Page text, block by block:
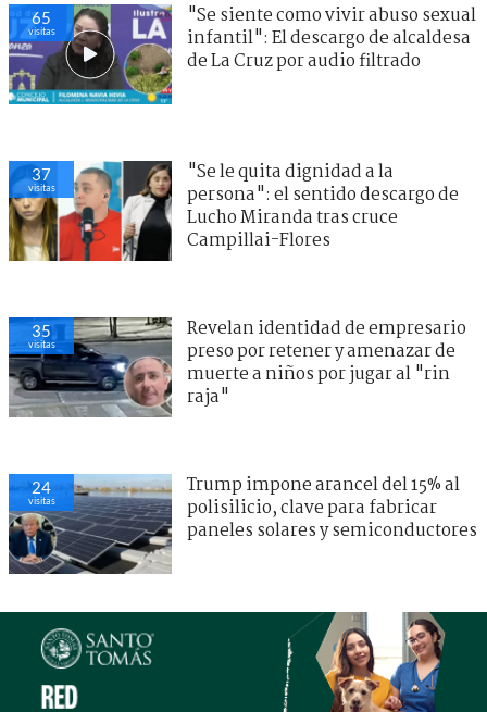
65
visitas
"Se siente como vivir abuso sexual
infantil": El descargo de alcaldesa
de La Cruz por audio filtrado
37
visitas
"Se le quita dignidad a la
persona": el sentido descargo de
Lucho Miranda tras cruce
Campillai-Flores
35
visitas
Revelan identidad de empresario
preso por retener y amenazar de
muerte a niños por jugar al "rin
raja"
24
visitas
Trump impone arancel del 15% al
polisilicio, clave para fabricar
paneles solares y semiconductores